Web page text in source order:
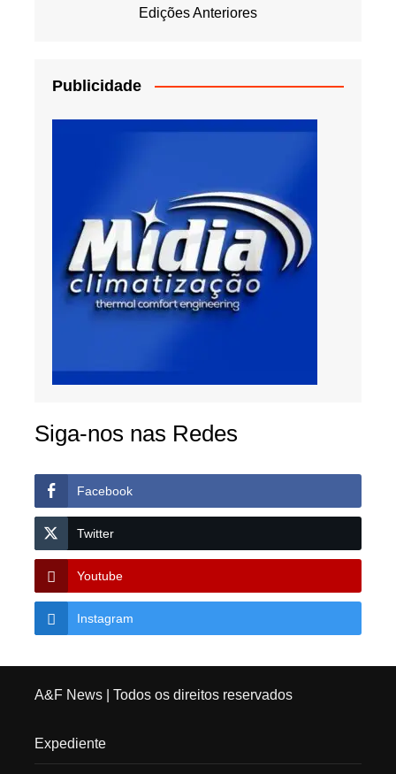
Edições Anteriores
Publicidade
Siga-nos nas Redes
Facebook
Twitter
Youtube
Instagram
A&F News| Todos os direitos reservados
Expediente